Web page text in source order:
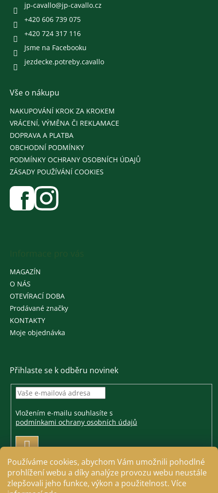
Používáme cookies, abychom Vám umožnili pohodlné
prohlížení webu a díky analýze provozu webu neustále
zlepšovali jeho funkce, výkon a použitelnost. Více
jp-cavallo@jp-cavallo.cz
+420 606 739 075
+420 724 317 116
Jsme na Facebooku
jezdecke.potreby.cavallo
Vše o nákupu
NAKUPOVÁNÍ KROK ZA KROKEM
VRÁCENÍ, VÝMĚNA ČI REKLAMACE
DOPRAVA A PLATBA
OBCHODNÍ PODMÍNKY
PODMÍNKY OCHRANY OSOBNÍCH ÚDAJŮ
ZÁSADY POUŽÍVÁNÍ COOKIES
MAGAZÍN
O NÁS
OTEVÍRACÍ DOBA
Prodávané značky
KONTAKTY
Moje objednávka
Přihlaste se k odběru novinek
Vložením e-mailu souhlasíte s
podmínkami ochrany osobních údajů
PŘIHLÁSIT